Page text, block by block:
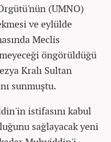
(UMNO)
ve eylülde
Meclis
öngörüldüğü
Kralı Sultan
sunmuştu.
istifasını kabul
sağlayacak yeni